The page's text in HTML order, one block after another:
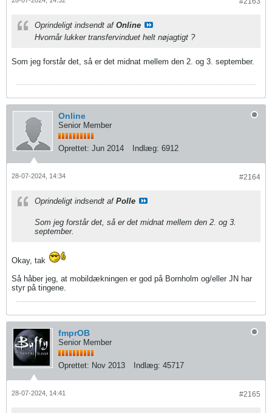
Oprindeligt indsendt af Online
Hvornår lukker transfervinduet helt nøjagtigt ?
Som jeg forstår det, så er det midnat mellem den 2. og 3. september.
Online
Senior Member
Oprettet: Jun 2014 Indlæg: 6912
#2164
28-07-2024, 14:34
Oprindeligt indsendt af Polle
Som jeg forstår det, så er det midnat mellem den 2. og 3.
september.
Okay, tak
Så håber jeg, at mobildækningen er god på Bornholm og/eller JN har
styr på tingene.
fmprOB
Senior Member
Oprettet: Nov 2013 Indlæg: 45717
#2165
28-07-2024, 14:41